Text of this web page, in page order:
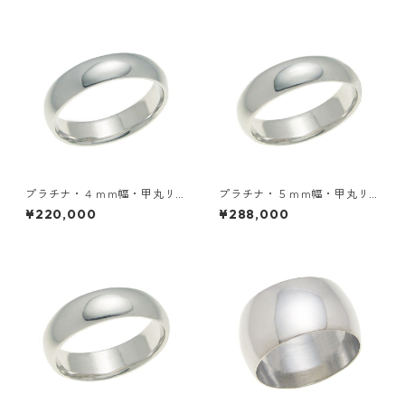
プラチナ・４ｍｍ幅・甲丸リ
ング
¥220,000
プラチナ・５ｍｍ幅・甲丸リ
ング
¥288,000